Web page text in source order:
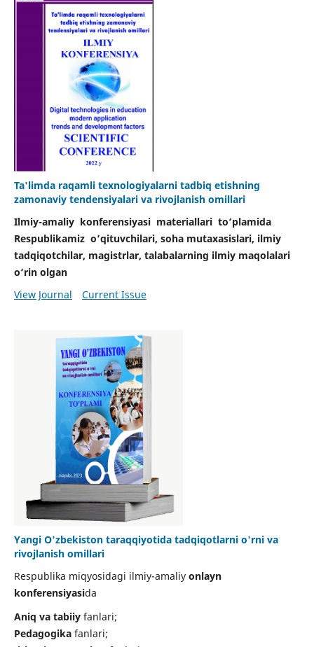
Ta'limda raqamli texnologiyalarni tadbiq etishning
zamonaviy tendensiyalari va rivojlanish omillari
Ilmiy-amaliy konferensiyasi materiallari tо‘plamida
Respublikamiz o’qituvchilari, soha mutaxasislari, ilmiy
tadqiqotchilar, magistrlar, talabalarning ilmiy maqolalari
о‘rin olgan
View Journal
Current Issue
Yangi O'zbekiston taraqqiyotida tadqiqotlarni o'rni va
rivojlanish omillari
Respublika miqyosidagi ilmiy-amaliy onlayn
konferensiyasida
Aniq va tabiiyfanlari;
Pedagogikafanlari;